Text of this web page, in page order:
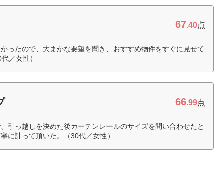
67.40点
ったので、大まかな要望を聞き、おすすめ物件をすぐに見せて
／女性）
66.99点
引っ越しを決めた後カーテンレールのサイズを問い合わせたと
に計って頂いた。（30代／女性）